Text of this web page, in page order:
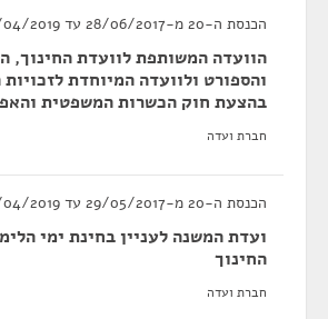
הכנסת ה-20 מ-28/06/2017 עד 30/04/2019
הוועדה המשותפת לוועדת החינוך,
והספורט ולוועדה המיוחדת לזכויות
בהצעת חוק הכשרות המשפטית
חברת ועדה
הכנסת ה-20 מ-29/05/2017 עד 30/04/2019
ועדת המשנה לעניין בחינת ימי
החינוך
חברת ועדה